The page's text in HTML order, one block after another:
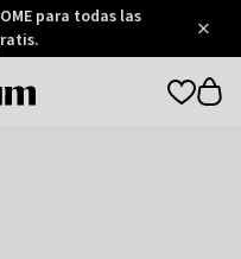
para todas las